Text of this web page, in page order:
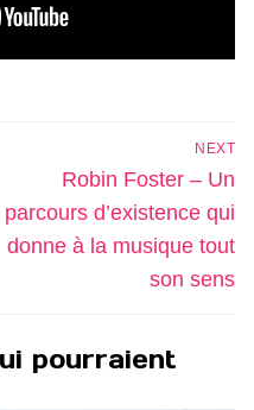
NEXT
Next
post:
Robin Foster – Un
parcours d’existence qui
donne à la musique tout
son sens
pourraient